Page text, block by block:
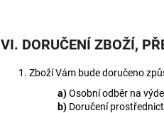
VI. DORUČENÍ ZBOŽÍ,
Zboží Vám bude doručeno
a)Osobní odběr na
b) Doručení